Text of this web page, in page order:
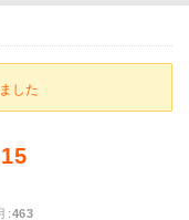
した
:463